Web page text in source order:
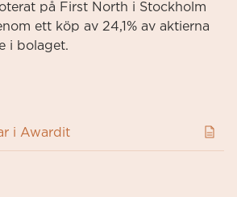
på First North i Stockholm
ett köp av 24,1% av aktierna
i bolaget.
i Awardit